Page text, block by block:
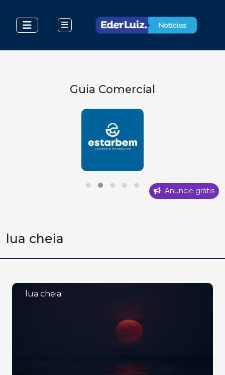
Guia Comercial
Anuncie grátis
lua cheia
lua cheia